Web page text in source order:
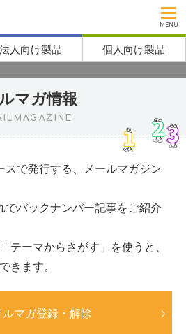
MENU
法人向け製品 個人向け製品
マガ情報
スで発行する、メールマガジン
でバックナンバー記事をご紹介
テーマからさがす」を使うと、
きます。
ルマガ登録・解除